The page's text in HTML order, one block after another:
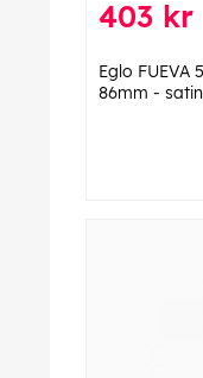
403 kr
Eglo FUEVA
86mm -